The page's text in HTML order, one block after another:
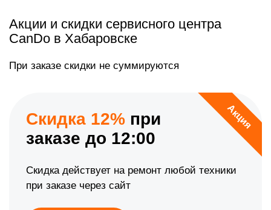
Акции и скидки сервисного центра
CanDo в Хабаровске
При заказе скидки не суммируются
Акция
Скидка 12% при
заказе до 12:00
Скидка действует на ремонт любой техники
при заказе через сайт